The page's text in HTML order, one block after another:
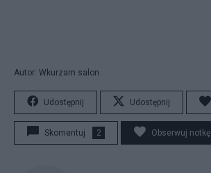
Autor: Wkurzam salon
Udostępnij Udostępnij
Skomentuj 2 Obserwuj notkę